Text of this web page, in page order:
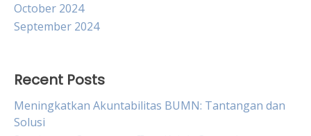
October 2024
September 2024
Recent Posts
Meningkatkan Akuntabilitas BUMN: Tantangan dan
Solusi